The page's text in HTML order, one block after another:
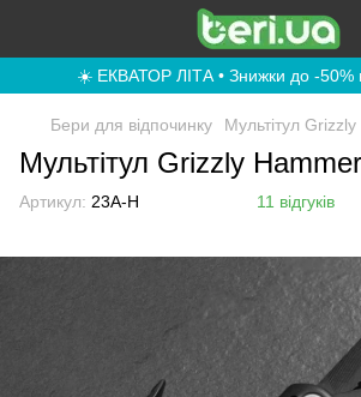
☀️ ЕКВАТОР ЛІТА • Знижки до -50%
Бери для відпочинку Мультітул
Мультітул Grizzly
Артикул: 23A-H 11 відгуків